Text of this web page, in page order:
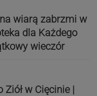
wiarą zabrzmi w
dla Każdego
wieczór
Ziół w Cięcinie |